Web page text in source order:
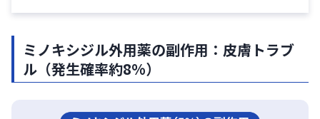
ミノキシジル外用薬の副作用：皮膚トラブ
ル（発生確率約8%）